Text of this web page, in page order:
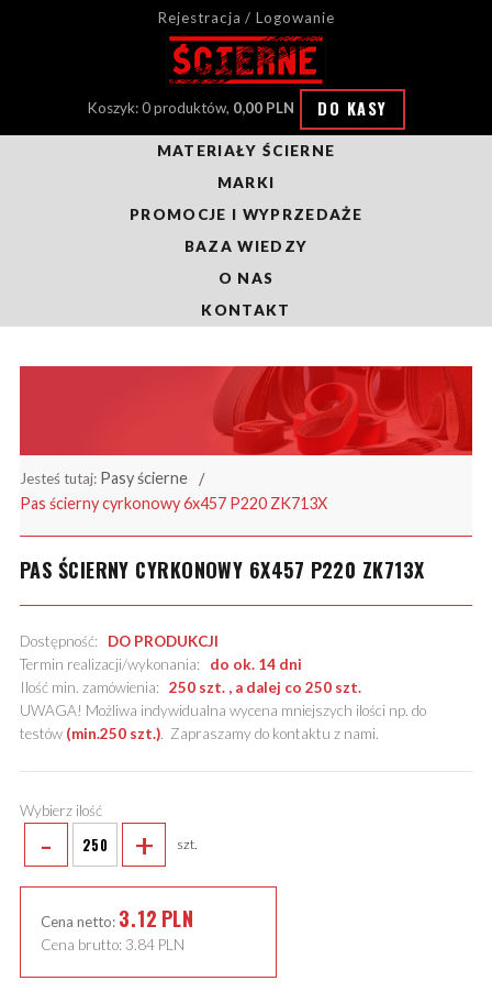
Rejestracja / Logowanie
Koszyk: 0 produktów, 0,00 PLN DO KASY
MATERIAŁY ŚCIERNE
MARKI
PROMOCJE I WYPRZEDAŻE
BAZA WIEDZY
O NAS
KONTAKT
Jesteś tutaj: Pasy ścierne
Pas ścierny cyrkonowy 6x457 P220 ZK713X
PAS ŚCIERNY CYRKONOWY 6X457 P220 ZK713X
Dostępność: DO PRODUKCJI
Termin realizacji/wykonania: do ok. 14 dni
Ilość min. zamówienia: 250 szt. , a dalej co 250 szt.
UWAGA! Możliwa indywidualna wycena mniejszych ilości np. do
testów (min.250 szt.). Zapraszamy do kontaktu z nami.
Wybierz ilość
- + szt.
Cena netto: 3.12 PLN
Cena brutto: 3.84 PLN